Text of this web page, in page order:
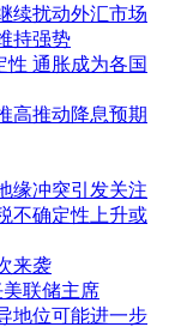
续扰动外汇市场
持强势
性 通胀成为各国
高推动降息预期
缘冲突引发关注
不确定性上升或
来袭
美联储主席
地位可能进一步